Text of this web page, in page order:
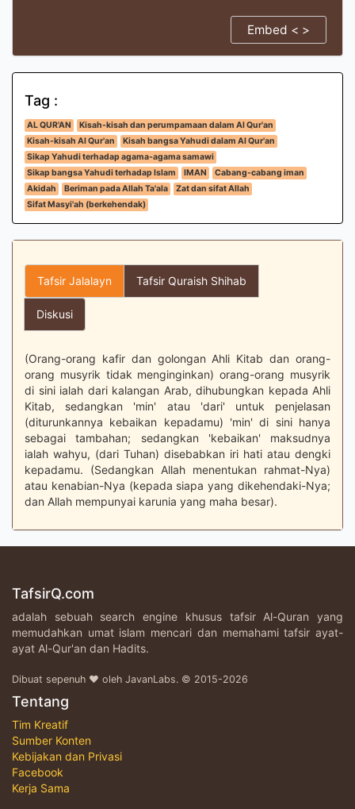
Embed < >
Tag :
AL QUR'AN
Kisah-kisah dan perumpamaan dalam Al Qur'an
Kisah-kisah Al Qur'an
Kisah bangsa Yahudi dalam Al Qur'an
Sikap Yahudi terhadap agama-agama samawi
Sikap bangsa Yahudi terhadap Islam
IMAN
Cabang-cabang iman
Akidah
Beriman pada Allah Ta'ala
Zat dan sifat Allah
Sifat Masyi'ah (berkehendak)
Tafsir Jalalayn Tafsir Quraish Shihab
Diskusi
(Orang-orang kafir dan golongan Ahli Kitab dan orang-
orang musyrik tidak menginginkan) orang-orang musyrik
di sini ialah dari kalangan Arab, dihubungkan kepada Ahli
Kitab, sedangkan 'min' atau 'dari' untuk penjelasan
(diturunkannya kebaikan kepadamu) 'min' di sini hanya
sebagai tambahan; sedangkan 'kebaikan' maksudnya
ialah wahyu, (dari Tuhan) disebabkan iri hati atau dengki
kepadamu. (Sedangkan Allah menentukan rahmat-Nya)
atau kenabian-Nya (kepada siapa yang dikehendaki-Nya;
dan Allah mempunyai karunia yang maha besar).
TafsirQ.com
adalah sebuah search engine khusus tafsir Al-Quran yang
memudahkan umat islam mencari dan memahami tafsir ayat-
ayat Al-Qur'an dan Hadits.
Dibuat sepenuh ♥ oleh JavanLabs. © 2015-2026
Tentang
Tim Kreatif
Sumber Konten
Kebijakan dan Privasi
Facebook
Kerja Sama